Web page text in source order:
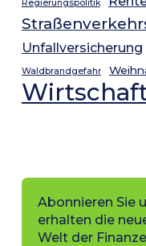
Regierungspolitik
Unfallversicherung
Waldbrandgefahr
Abonnieren Sie
erhalten die
Welt der